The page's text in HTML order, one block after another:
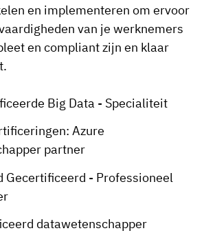
en implementeren om ervoor
van je werknemers
en compliant zijn en klaar
Big Data - Specialiteit
Azure
partner
Gecertificeerd - Professioneel
datawetenschapper